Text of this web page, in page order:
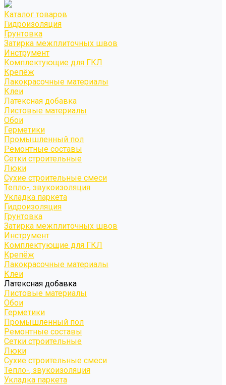
Каталог товаров
Гидроизоляция
Грунтовка
Затирка межплиточных швов
Инструмент
Комплектующие для ГКЛ
Крепёж
Лакокрасочные материалы
Клеи
Латексная добавка
Листовые материалы
Обои
Герметики
Промышленный пол
Ремонтные составы
Сетки строительные
Люки
Сухие строительные смеси
Тепло-, звукоизоляция
Укладка паркета
Гидроизоляция
Грунтовка
Затирка межплиточных швов
Инструмент
Комплектующие для ГКЛ
Крепёж
Лакокрасочные материалы
Клеи
Латексная добавка
Листовые материалы
Обои
Герметики
Промышленный пол
Ремонтные составы
Сетки строительные
Люки
Сухие строительные смеси
Тепло-, звукоизоляция
Укладка паркета